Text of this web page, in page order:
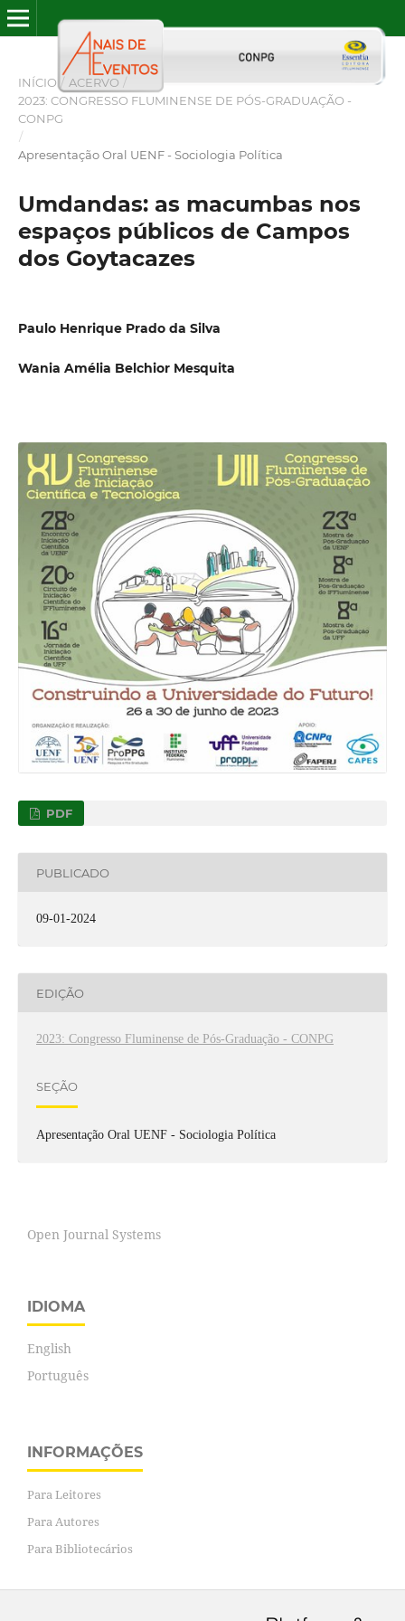
INÍCIO / ACERVO /
2023: CONGRESSO FLUMINENSE DE PÓS-GRADUAÇÃO -
CONPG
/
Apresentação Oral UENF - Sociologia Política
Umdandas: as macumbas nos
espaços públicos de Campos
dos Goytacazes
Paulo Henrique Prado da Silva
Wania Amélia Belchior Mesquita
PDF
PUBLICADO
09-01-2024
EDIÇÃO
2023: Congresso Fluminense de Pós-Graduação - CONPG
SEÇÃO
Apresentação Oral UENF - Sociologia Política
Open Journal Systems
IDIOMA
English
Português
INFORMAÇÕES
Para Leitores
Para Autores
Para Bibliotecários